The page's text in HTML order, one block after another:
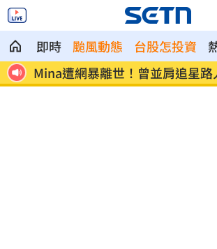
即時 颱風動態 台股怎投資
暖
范曉萱好友竟是大咖天后 1句打